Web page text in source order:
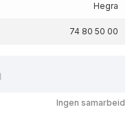
Hegra
74 80 50 00
Ingen samarbeid